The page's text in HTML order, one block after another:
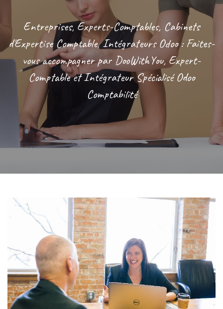
Entreprises, Experts-Comptables, Cabinets
d'Expertise Comptable, Intégrateurs Odoo : Faites-
vous accompagner par DooWithYou, Expert-
Comptable et Intégrateur Spécialisé Odoo
Comptabilité